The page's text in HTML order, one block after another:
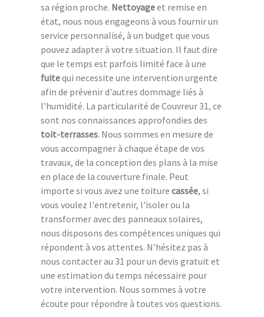
sa région proche. Nettoyageet remise en
état, nous nous engageons à vous fournir un
service personnalisé, à un budget que vous
pouvez adapter à votre situation. Il faut dire
que le temps est parfois limité face à une
fuitequi necessite une intervention urgente
afin de prévenir d'autres dommage liés à
l'humidité. La particularité de Couvreur 31, ce
sont nos connaissances approfondies des
toit-terrasses. Nous sommes en mesure de
vous accompagner à chaque étape de vos
travaux, de la conception des plans à la mise
en place de la couverture finale. Peut
importe si vous avez une toiture cassée, si
vous voulez l'entretenir, l'isoler ou la
transformer avec des panneaux solaires,
nous disposons des compétences uniques qui
répondent à vos attentes. N'hésitez pas à
nous contacter au 31 pour un devis gratuit et
une estimation du temps nécessaire pour
votre intervention. Nous sommes à votre
écoute pour répondre à toutes vos questions.